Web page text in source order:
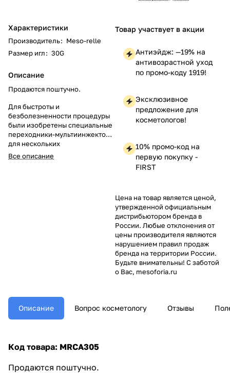
Характеристики
Производитель: Meso-relle
Размер игл: 30G
Описание
Продаются поштучно.
Для быстроты и
безболезненности процедуры
были изобретены специальные
переходники-мультиинжекторы
для нескольких
игл.
в комплекте с иглами 30G*4
Все описание
Товар участвует в акции
Антиэйдж: —19% на
антивозрастной уход
по промо-коду 1919!
Эксклюзивное
предложение для
косметологов!
10% промо-код на
первую покупку -
FIRST
Цена на товар является ценой,
утвержденной официальным
дистрибьютором бренда в
России. Любые отклонения от
цены производителя являются
нарушением правил продаж
бренда на территории России.
Будьте внимательны! С заботой
о Вас, mesoforia.ru
Описание Вопрос косметологу Отзывы
Код товара: MRCA305
Продаются поштучно.